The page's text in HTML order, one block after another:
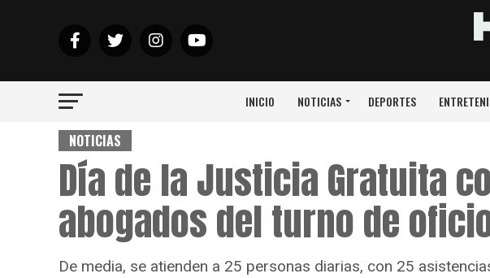
INICIO NOTICIAS DEPORTES
NOTICIAS
Día de la Justicia Gratuita
abogados del turno de
De media, se atienden a 25 personas diarias, con 25